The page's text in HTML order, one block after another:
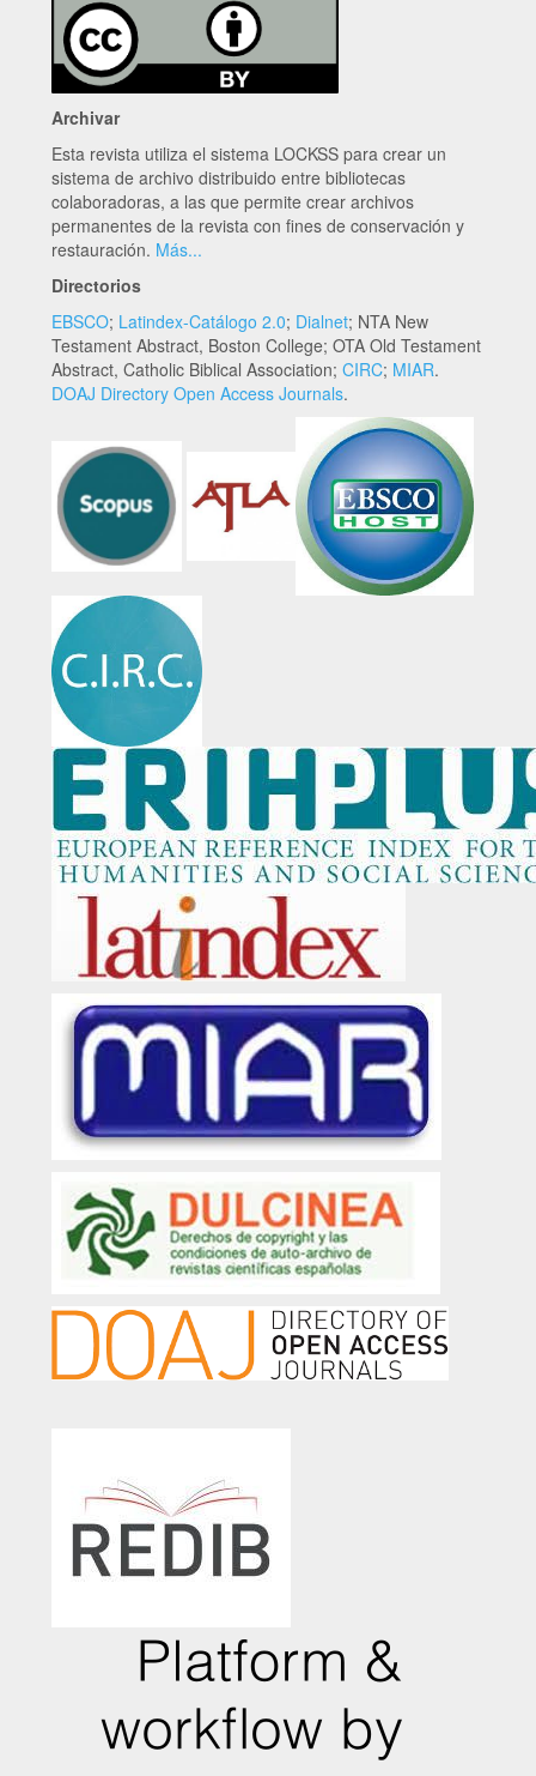
Archivar
Esta revista utiliza el sistema LOCKSS para crear un
sistema de archivo distribuido entre bibliotecas
colaboradoras, a las que permite crear archivos
permanentes de la revista con fines de conservación y
restauración. Más...
Directorios
EBSCO; Latindex-Catálogo 2.0; Dialnet; NTA New
Testament Abstract, Boston College; OTA Old Testament
Abstract, Catholic Biblical Association; CIRC; MIAR.
DOAJ Directory Open Access Journals.